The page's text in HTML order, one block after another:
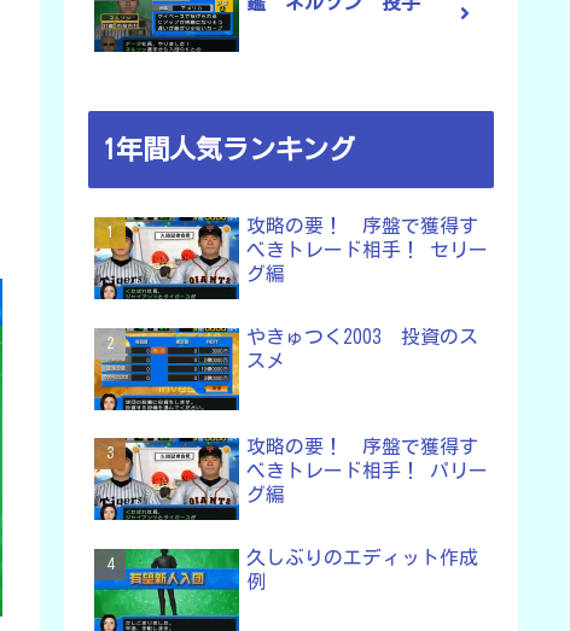
1年間人気ランキング
攻略の要！ 序盤で獲得す
べきトレード相手！ セリー
グ編
やきゅつく2003 投資のス
スメ
攻略の要！ 序盤で獲得す
べきトレード相手！ パリー
グ編
久しぶりのエディット作成
例